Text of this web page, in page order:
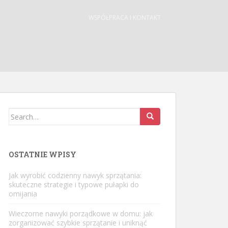
WSPÓŁPRACA I KONTAKT
Search
OSTATNIE WPISY
Jak wyrobić codzienny nawyk sprzątania:
skuteczne strategie i typowe pułapki do
omijania
Wieczorne nawyki porządkowe w domu: jak
zorganizować szybkie sprzątanie i uniknąć